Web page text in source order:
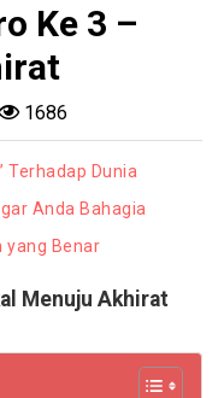
Ke 3 –
1686
Terhadap Dunia
Anda Bahagia
yang Benar
Menuju Akhirat